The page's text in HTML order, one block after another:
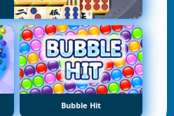
Bubble Hit